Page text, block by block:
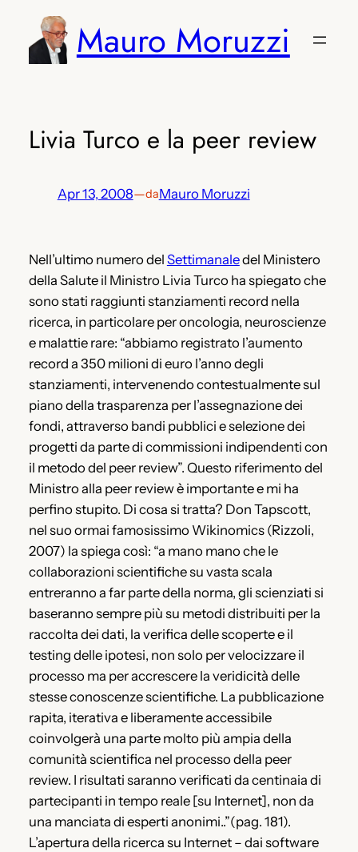
contenuto
Mauro Moruzzi
Livia Turco e la peer review
Apr 13, 2008—daMauro Moruzzi
Nell’ultimo numero del Settimanaledel Ministero
della Salute il Ministro Livia Turco ha spiegato che
sono stati raggiunti stanziamenti record nella
ricerca, in particolare per oncologia, neuroscienze
e malattie rare: “abbiamo registrato l’aumento
record a 350 milioni di euro l’anno degli
stanziamenti, intervenendo contestualmente sul
piano della trasparenza per l’assegnazione dei
fondi, attraverso bandi pubblici e selezione dei
progetti da parte di commissioni indipendenti con
il metodo del peer review”. Questo riferimento del
Ministro alla peer review è importante e mi ha
perfino stupito. Di cosa si tratta? Don Tapscott,
nel suo ormai famosissimo Wikinomics (Rizzoli,
2007) la spiega così: “a mano mano che le
collaborazioni scientifiche su vasta scala
entreranno a far parte della norma, gli scienziati si
baseranno sempre più su metodi distribuiti per la
raccolta dei dati, la verifica delle scoperte e il
testing delle ipotesi, non solo per velocizzare il
processo ma per accrescere la veridicità delle
stesse conoscenze scientifiche. La pubblicazione
rapita, iterativa e liberamente accessibile
coinvolgerà una parte molto più ampia della
comunità scientifica nel processo della peer
review. I risultati saranno verificati da centinaia di
partecipanti in tempo reale [su Internet], non da
una manciata di esperti anonimi..”(pag. 181).
L’apertura della ricerca su Internet – dai software